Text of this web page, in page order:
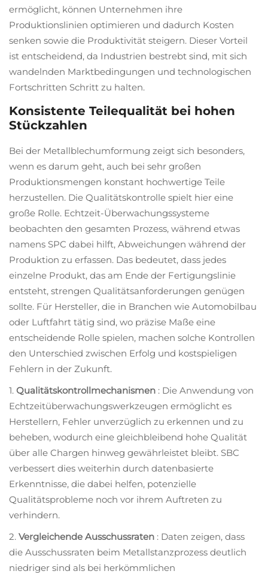
ermöglicht, können Unternehmen ihre
Produktionslinien optimieren und dadurch Kosten
senken sowie die Produktivität steigern. Dieser Vorteil
ist entscheidend, da Industrien bestrebt sind, mit sich
wandelnden Marktbedingungen und technologischen
Fortschritten Schritt zu halten.
Konsistente Teilequalität bei hohen
Stückzahlen
Bei der Metallblechumformung zeigt sich besonders,
wenn es darum geht, auch bei sehr großen
Produktionsmengen konstant hochwertige Teile
herzustellen. Die Qualitätskontrolle spielt hier eine
große Rolle. Echtzeit-Überwachungssysteme
beobachten den gesamten Prozess, während etwas
namens SPC dabei hilft, Abweichungen während der
Produktion zu erfassen. Das bedeutet, dass jedes
einzelne Produkt, das am Ende der Fertigungslinie
entsteht, strengen Qualitätsanforderungen genügen
sollte. Für Hersteller, die in Branchen wie Automobilbau
oder Luftfahrt tätig sind, wo präzise Maße eine
entscheidende Rolle spielen, machen solche Kontrollen
den Unterschied zwischen Erfolg und kostspieligen
Fehlern in der Zukunft.
1. Qualitätskontrollmechanismen : Die Anwendung von
Echtzeitüberwachungswerkzeugen ermöglicht es
Herstellern, Fehler unverzüglich zu erkennen und zu
beheben, wodurch eine gleichbleibend hohe Qualität
über alle Chargen hinweg gewährleistet bleibt. SBC
verbessert dies weiterhin durch datenbasierte
Erkenntnisse, die dabei helfen, potenzielle
Qualitätsprobleme noch vor ihrem Auftreten zu
verhindern.
2. Vergleichende Ausschussraten : Daten zeigen, dass
die Ausschussraten beim Metallstanzprozess deutlich
niedriger sind als bei herkömmlichen